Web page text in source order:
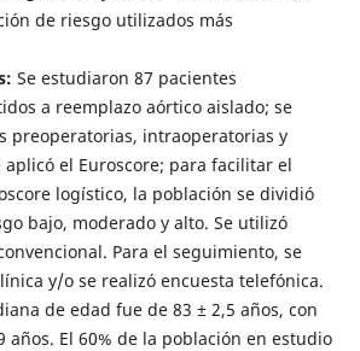
de riesgo utilizados más
Se estudiaron 87 pacientes
a reemplazo aórtico aislado; se
preoperatorias, intraoperatorias y
aplicó el Euroscore; para facilitar el
logístico, la población se dividió
bajo, moderado y alto. Se utilizó
Para el seguimiento, se
y/o se realizó encuesta telefónica.
de edad fue de 83 ± 2,5 años, con
años. El 60% de la población en estudio